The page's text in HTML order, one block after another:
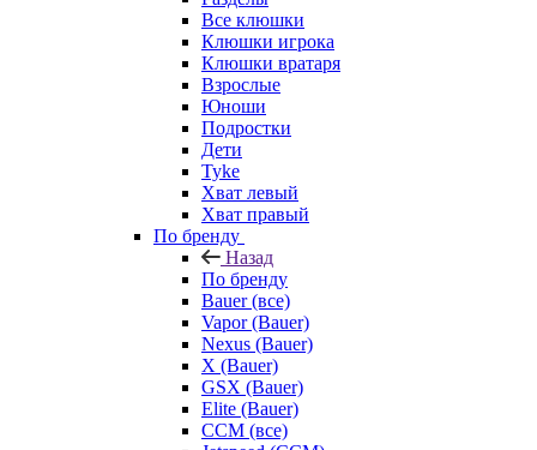
Все клюшки
Клюшки игрока
Клюшки вратаря
Взрослые
Юноши
Подростки
Дети
Tyke
Хват левый
Хват правый
По бренду
Назад
По бренду
Bauer (все)
Vapor (Bauer)
Nexus (Bauer)
X (Bauer)
GSX (Bauer)
Elite (Bauer)
CCM (все)